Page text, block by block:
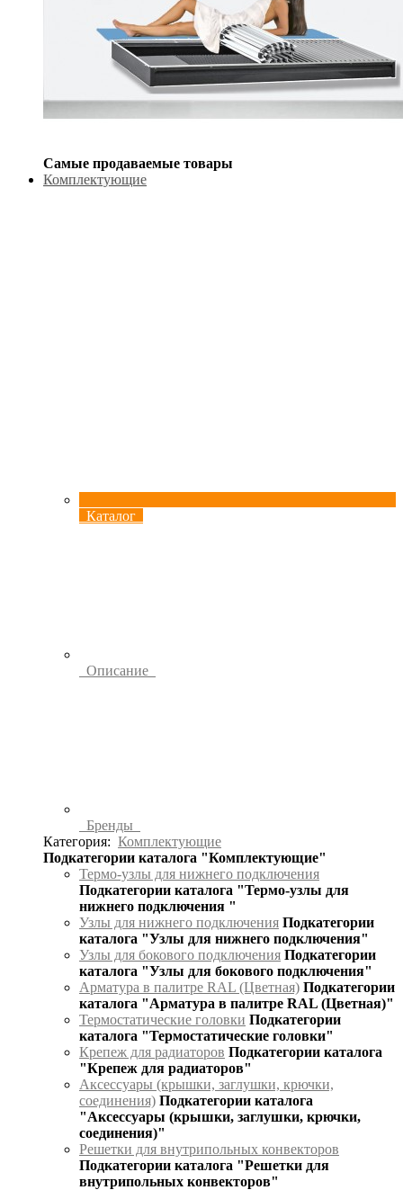
Самые продаваемые товары
Комплектующие
Каталог
Описание
Бренды
Категория: Комплектующие
Подкатегории каталога "Комплектующие"
Термо-узлы для нижнего подключения
Подкатегории каталога "Термо-узлы для
нижнего подключения "
Узлы для нижнего подключения Подкатегории
каталога "Узлы для нижнего подключения"
Узлы для бокового подключения Подкатегории
каталога "Узлы для бокового подключения"
Арматура в палитре RAL (Цветная) Подкатегории
каталога "Арматура в палитре RAL (Цветная)"
Термостатические головки Подкатегории
каталога "Термостатические головки"
Крепеж для радиаторов Подкатегории каталога
"Крепеж для радиаторов"
Аксессуары (крышки, заглушки, крючки,
соединения) Подкатегории каталога
"Аксессуары (крышки, заглушки, крючки,
соединения)"
Решетки для внутрипольных конвекторов
Подкатегории каталога "Решетки для
внутрипольных конвекторов"